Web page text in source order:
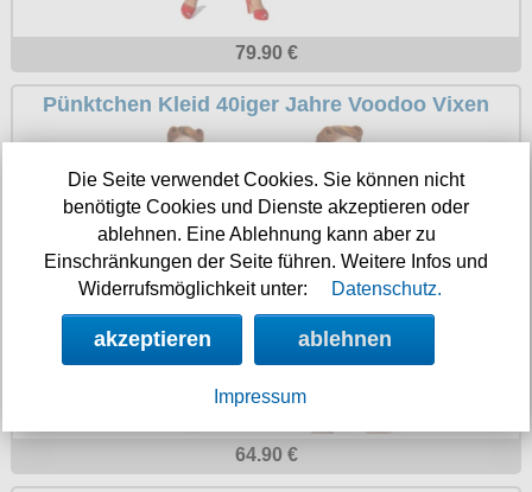
79.90 €
Pünktchen Kleid 40iger Jahre Voodoo Vixen
64.90 €
Die Seite verwendet Cookies. Sie können nicht
benötigte Cookies und Dienste akzeptieren oder
ablehnen. Eine Ablehnung kann aber zu
Einschränkungen der Seite führen. Weitere Infos und
Widerrufsmöglichkeit unter:
Datenschutz.
akzeptieren ablehnen
Impressum